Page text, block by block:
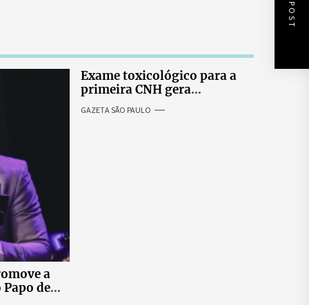
a
de
Exame toxicológico para a
primeira CNH gera
denúncias de cortes
excessivos de cabelo e
GAZETA SÃO PAULO